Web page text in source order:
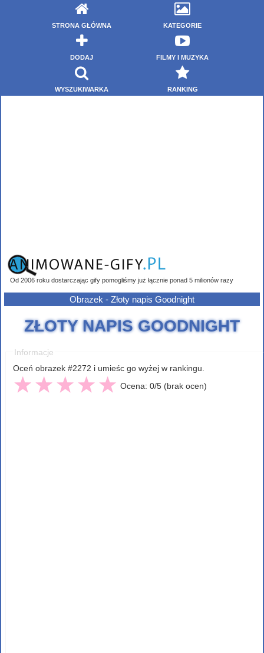
STRONA GŁÓWNA KATEGORIE
DODAJ FILMY I MUZYKA
WYSZUKIWARKA RANKING
Od 2006 roku dostarczając gify pomogliśmy już łącznie ponad 5 milionów razy
Obrazek - Złoty napis Goodnight
ZŁOTY NAPIS GOODNIGHT
Informacje
Oceń obrazek #2272 i umieśc go wyżej w rankingu.
Ocena: 0/5 (brak ocen)